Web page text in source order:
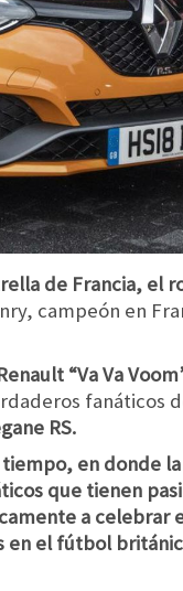
de Francia, el
campeón en
“Va Va
fanáticos
RS.
en donde
que tienen
a celebrar
en el fútbol